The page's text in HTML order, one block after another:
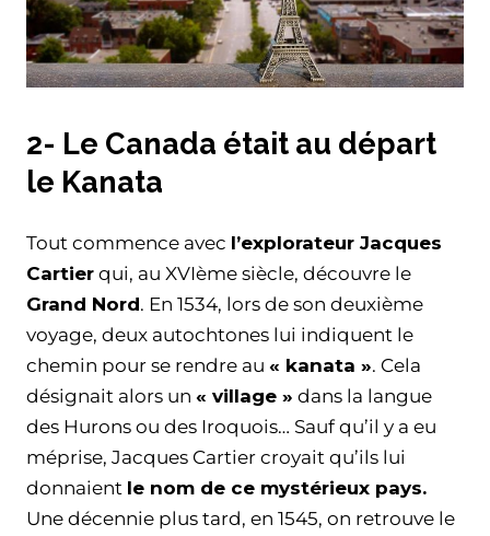
2- Le Canada était au départ
le Kanata
Tout commence avec l’explorateur Jacques
Cartier qui, au XVIème siècle, découvre le
Grand Nord. En 1534, lors de son deuxième
voyage, deux autochtones lui indiquent le
chemin pour se rendre au « kanata ». Cela
désignait alors un « village » dans la langue
des Hurons ou des Iroquois… Sauf qu’il y a eu
méprise, Jacques Cartier croyait qu’ils lui
donnaient le nom de ce mystérieux pays.
Une décennie plus tard, en 1545, on retrouve le